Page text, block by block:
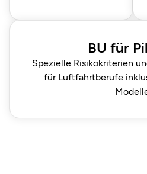
BU für
Spezielle Risiko­kriterien
für Luftfahrt­berufe